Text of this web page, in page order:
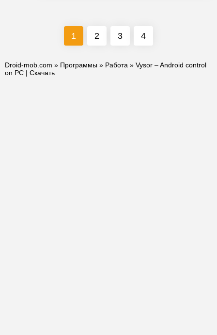
1 2 3 4
Droid-mob.com » Программы » Работа » Vysor – Android control
on PC | Скачать